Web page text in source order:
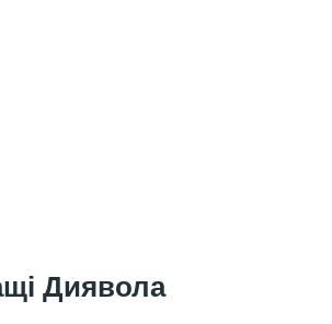
Диявола